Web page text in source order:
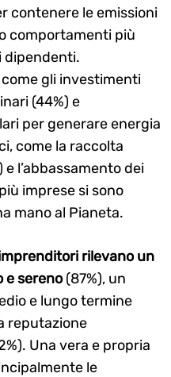
contenere le emissioni
comportamenti più
dipendenti.
gli investimenti
(44%) e
per generare energia
come la raccolta
l’abbassamento dei
imprese si sono
mano al Pianeta.
rilevano un
e sereno(87%), un
e lungo termine
reputazione
Una vera e propria
le